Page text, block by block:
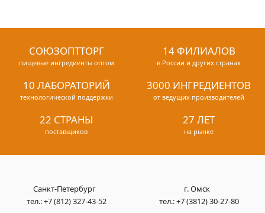
СОЮЗОПТТОРГ
пищевые ингредиенты оптом
14 ФИЛИАЛОВ
в России и других странах
10 ЛАБОРАТОРИЙ
технологической поддержки
3000 ИНГРЕДИЕНТОВ
от ведущих производителей
22 СТРАНЫ
поставщиков
27 ЛЕТ
на рынке
Санкт-Петербург
тел.:+7 (812) 327-43-52
г. Омск
тел.:+7 (3812) 30-27-80